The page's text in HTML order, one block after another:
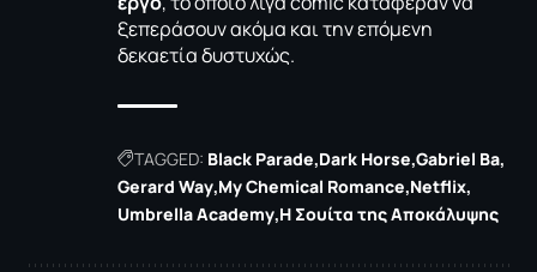
ξεπεράσουν ακόμα και την επόμενη
δεκαετία δυστυχώς.
TAGGED: Black Parade Dark Horse Gabriel Ba
Gerard Way My Chemical Romance Netflix
Umbrella Academy Η Σουίτα της Αποκάλυψης